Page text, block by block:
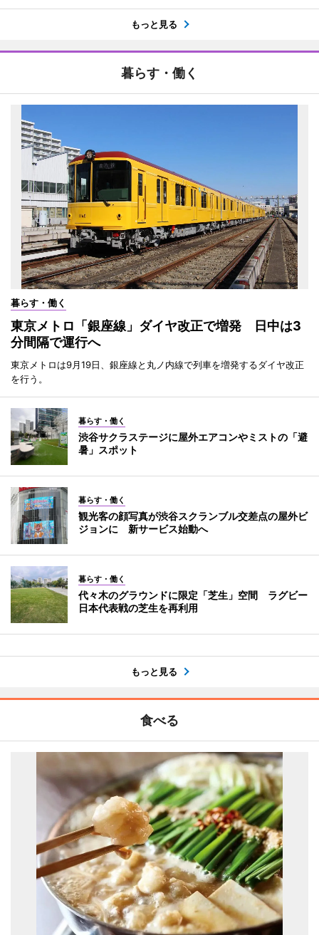
もっと見る
暮らす・働く
暮らす・働く
東京メトロ「銀座線」ダイヤ改正で増発 日中は3
分間隔で運行へ
東京メトロは9月19日、銀座線と丸ノ内線で列車を増発するダイヤ改正
を行う。
暮らす・働く
渋谷サクラステージに屋外エアコンやミストの「避
暑」スポット
暮らす・働く
観光客の顔写真が渋谷スクランブル交差点の屋外ビ
ジョンに 新サービス始動へ
暮らす・働く
代々木のグラウンドに限定「芝生」空間 ラグビー
日本代表戦の芝生を再利用
もっと見る
食べる